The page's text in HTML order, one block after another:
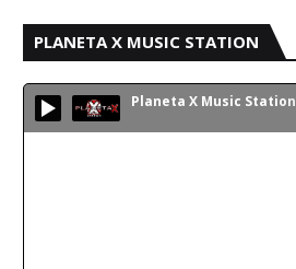
PLANETA X MUSIC STATION
Planeta X Music Station